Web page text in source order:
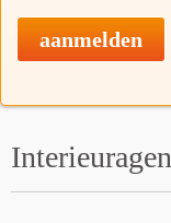
aanmelden